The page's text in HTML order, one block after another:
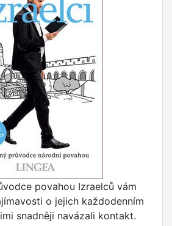
povahou Izraelců vám
o jejich každodenním
snadněji navázali kontakt.